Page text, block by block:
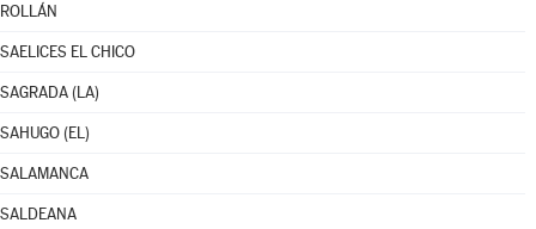
ROLLÁN
SAELICES EL CHICO
SAGRADA (LA)
SAHUGO (EL)
SALAMANCA
SALDEANA